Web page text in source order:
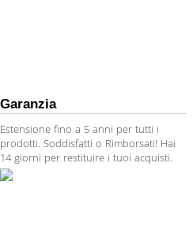
Garanzia
Estensione fino a 5 anni per tutti i
prodotti. Soddisfatti o Rimborsati! Hai
14 giorni per restituire i tuoi acquisti.